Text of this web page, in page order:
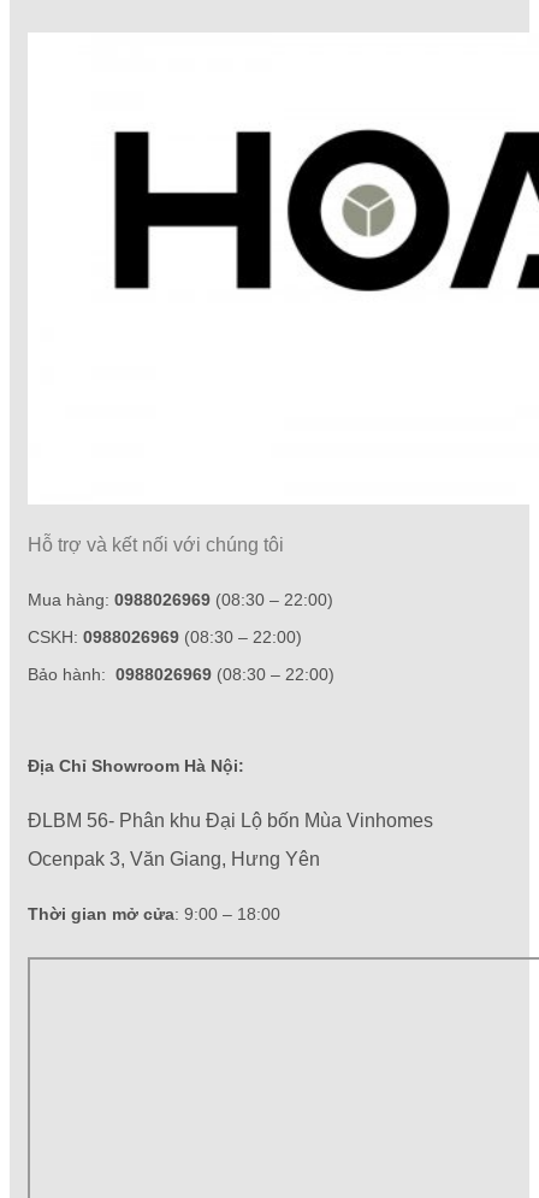
Hỗ trợ và kết nối với chúng tôi
Mua hàng: 0988026969 (08:30 – 22:00)
CSKH: 0988026969 (08:30 – 22:00)
Bảo hành: 0988026969 (08:30 – 22:00)
Địa Chỉ Showroom Hà Nội:
ĐLBM 56- Phân khu Đại Lộ bốn Mùa Vinhomes
Ocenpak 3, Văn Giang, Hưng Yên
Thời gian mở cửa: 9:00 – 18:00